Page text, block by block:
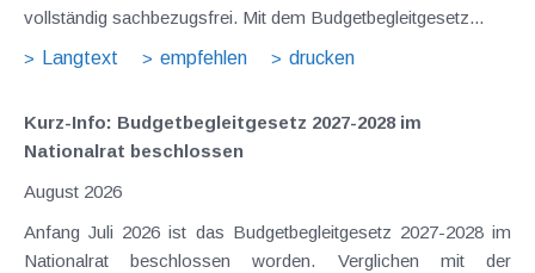
vollständig sachbezugsfrei. Mit dem Budgetbegleitgesetz...
Langtext
empfehlen drucken
Kurz-Info: Budgetbegleitgesetz 2027-2028 im
Nationalrat beschlossen
August 2026
Anfang Juli 2026 ist das Budgetbegleitgesetz 2027-2028 im
Nationalrat beschlossen worden. Verglichen mit der